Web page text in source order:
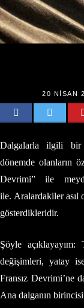
20 NISAN
Dalgalarla ilgili bir
dönemde olanların
Devrimi” ile
ile. Aralardakiler asıl
gösterdikleridir.
Şöyle
değişimleri, yatay
Fransız Devrimi’ne
Ana dalganın